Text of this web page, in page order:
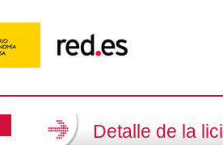
Detalle de la